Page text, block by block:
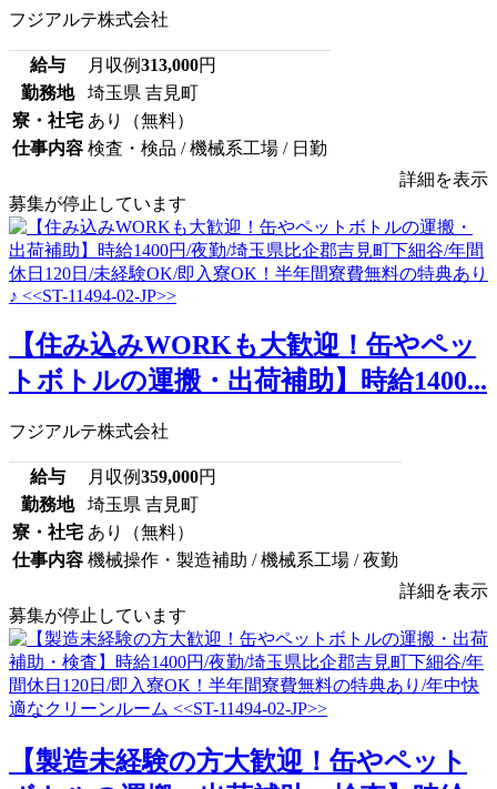
フジアルテ株式会社
給与 月収例313,000円
勤務地
埼玉県 吉見町
寮・社宅 あり（無料）
仕事内容 検査・検品 / 機械系工場 / 日勤
詳細を表示
募集が停止しています
【住み込みWORKも大歓迎！缶やペッ
トボトルの運搬・出荷補助】時給1400...
フジアルテ株式会社
給与 月収例359,000円
勤務地
埼玉県 吉見町
寮・社宅 あり（無料）
仕事内容 機械操作・製造補助 / 機械系工場 / 夜勤
詳細を表示
募集が停止しています
【製造未経験の方大歓迎！缶やペット